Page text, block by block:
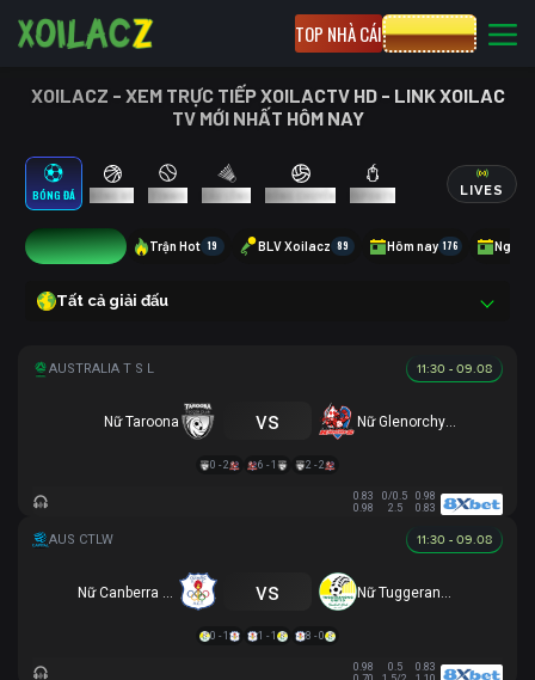
TOP NHÀ CÁI CƯỢC 8XBET
XOILACZ - XEM TRỰC TIẾP XOILACTV HD - LINK XOILAC
TV MỚI NHẤT HÔM NAY
BÓNG ĐÁ BÓNG RỔ TENNIS CẦU LÔNG BÓNG CHUYỀN LIVES
10 Trận Hot 19 BLV Xoilacz 89 Hôm nay 176 Ngày
Tất cả giải đấu
11:30 - 09.08
Nữ Taroona vs Nữ Glenorchy Knights
0 - 2 6 - 1 2 - 2
0.83 0/0.5
0.98
0.98
2.5 0.83
11:30 - 09.08
vs
0 - 1 1 - 1 8 - 0
0.98 0.5
0.83